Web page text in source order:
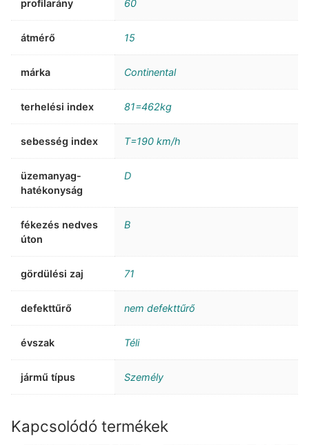
profilarány 60
átmérő 15
márka Continental
terhelési index 81=462kg
sebesség index T=190 km/h
üzemanyag-
hatékonyság
D
fékezés nedves
úton
B
gördülési zaj 71
defekttűrő nem defekttűrő
évszak Téli
jármű típus Személy
Kapcsolódó termékek